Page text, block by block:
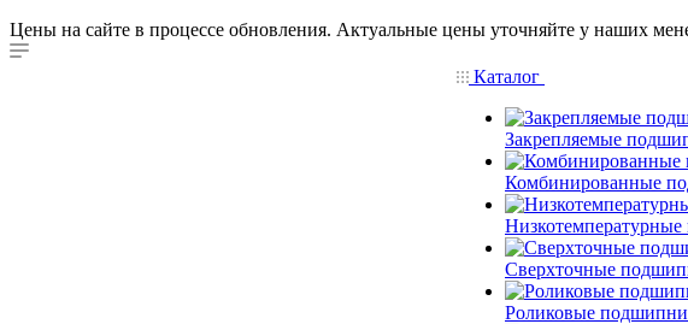
Цены на сайте в процессе обновления. Актуальные цены уточняйте у наших
Каталог
Закрепляемые
Комбинированные
Сверхточные
Роликовые